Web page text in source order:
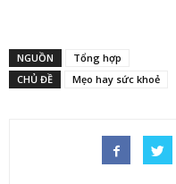
NGUỒN
Tổng hợp
CHỦ ĐỀ
Mẹo hay sức khoẻ